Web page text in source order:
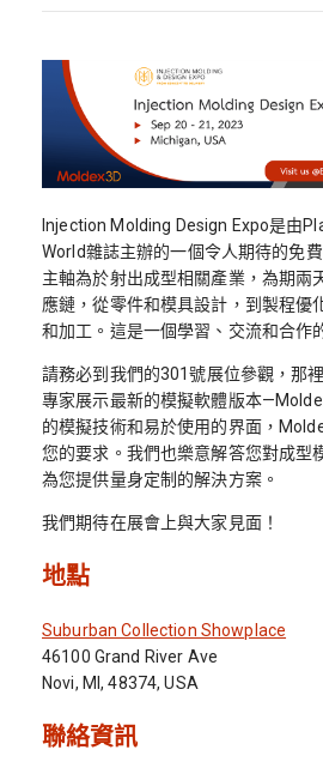
Injection Molding Design Expo是由
World雜誌主辦的一個令人期待的免
主軸為於射出成型相關產業，為期兩
應鏈，從零件和模具設計，到製程優
和加工。這是一個學習、交流和合作
請務必到我們的301號展位參觀，那
專家展示最新的模擬軟體版本
的模擬技術和易於使用的界面，
您的要求。我們也樂意解答您對成型
為您提供量身定制的解決方案。
我們期待在展會上與大家見面！
地點
Suburban Collection Showplace
46100 Grand River Ave
Novi, MI, 48374, USA
聯絡資訊